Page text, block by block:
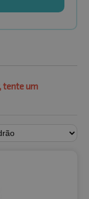
tente um